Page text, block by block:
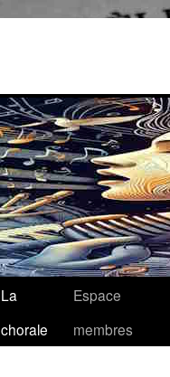
La
chorale
Espace
membres